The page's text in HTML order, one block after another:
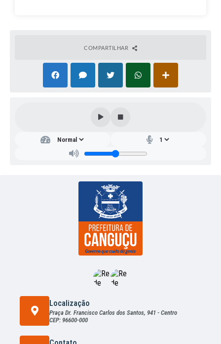
COMPARTILHAR
Localização
Praça Dr. Francisco Carlos dos Santos, 941 - Centro
CEP: 96600-000